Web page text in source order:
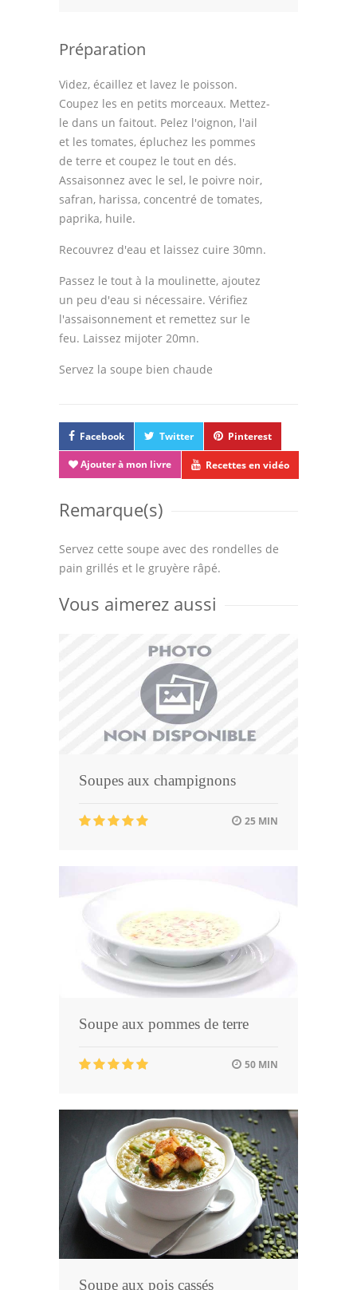
Préparation
Videz, écaillez et lavez le poisson.
Coupez les en petits morceaux. Mettez-
le dans un faitout. Pelez l'oignon, l'ail
et les tomates, épluchez les pommes
de terre et coupez le tout en dés.
Assaisonnez avec le sel, le poivre noir,
safran, harissa, concentré de tomates,
paprika, huile.
Recouvrez d'eau et laissez cuire 30mn.
Passez le tout à la moulinette, ajoutez
un peu d'eau si nécessaire. Vérifiez
l'assaisonnement et remettez sur le
feu. Laissez mijoter 20mn.
Servez la soupe bien chaude
Facebook Twitter Pinterest
Ajouter à mon livre Recettes en vidéo
Remarque(s)
Servez cette soupe avec des rondelles de
pain grillés et le gruyère râpé.
Vous aimerez aussi
Soupes aux champignons
25 MIN
Soupe aux pommes de terre
50 MIN
Soupe aux pois cassés